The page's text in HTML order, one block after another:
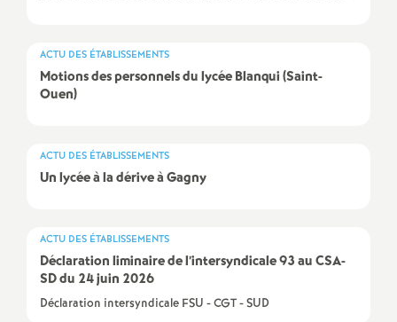
e
o
ACTU DES ÉTABLISSEMENTS
Motions des personnels du lycée Blanqui (Saint-
Ouen)
ACTU DES ÉTABLISSEMENTS
Un lycée à la dérive à Gagny
ACTU DES ÉTABLISSEMENTS
Déclaration liminaire de l’intersyndicale 93 auCSA-
SDdu 24 juin 2026
Déclaration intersyndicale FSU - CGT - SUD